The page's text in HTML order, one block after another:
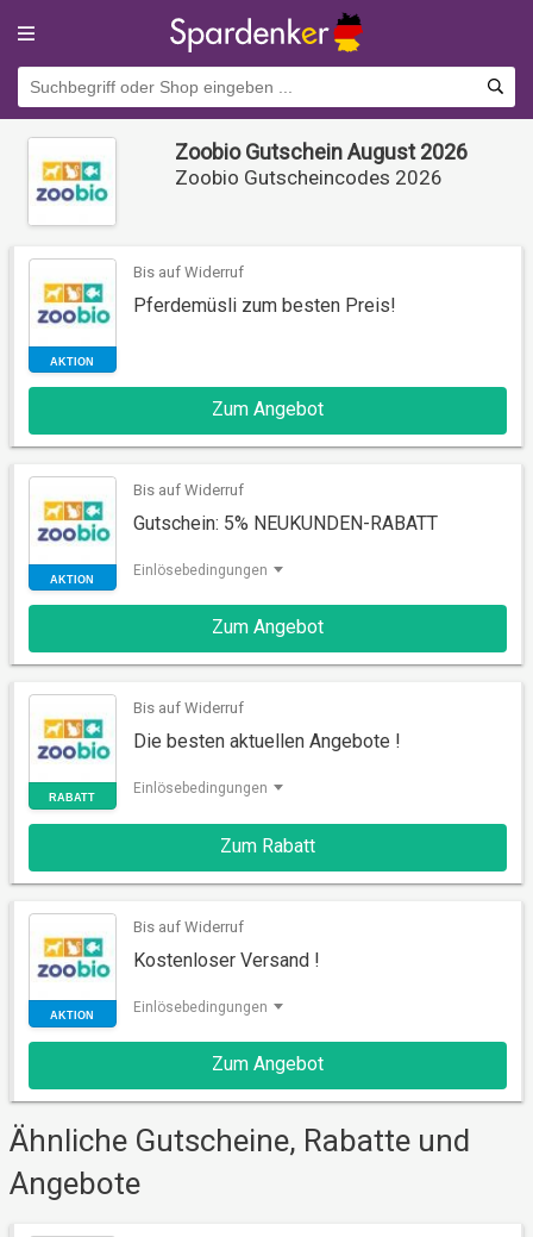
Zoobio Gutschein August 2026
Zoobio Gutscheincodes 2026
Bis auf Widerruf
Pferdemüsli zum besten Preis!
Zum Angebot
Bis auf Widerruf
Gutschein: 5% NEUKUNDEN-RABATT
Einlösebedingungen
Zum Angebot
RABATT
Bis auf Widerruf
Die besten aktuellen Angebote !
Einlösebedingungen
Zum Rabatt
AKTION
Bis auf Widerruf
Kostenloser Versand !
Einlösebedingungen
Zum Angebot
Ähnliche Gutscheine, Rabatte und
Angebote